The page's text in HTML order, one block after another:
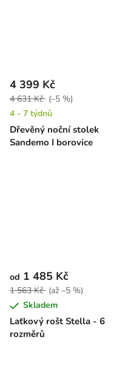
Dřevěný noční stolek
Sandemo I borovice
4 399 Kč
4 631 Kč (–5 %)
4 - 7 týdnů
Laťkový rošt Stella - 6
rozměrů
od 1 485 Kč
1 563 Kč (až –5 %)
Skladem